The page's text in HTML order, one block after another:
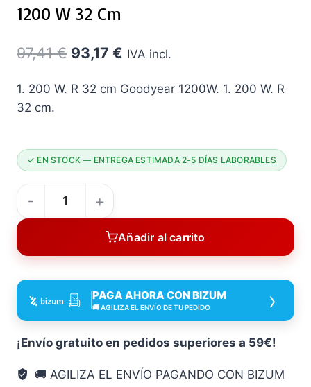
1200 W 32 Cm
97,41€ El
original
97,41 €.
93,17 € El
actual
93,17 €.
IVA incl.
1. 200 W. R 32 cm Goodyear 1200W. 1. 200 W. R
32 cm.
✓ EN STOCK — ENTREGA ESTIMADA 2-5 DÍAS LABORABLES
Cortacésped
1200
W
CM
Goodyear
1200
W
CM
Añadir al carrito
PAGA AHORA CON BIZUM
🚚 AGILIZA EL ENVÍO DE TU PEDIDO ›
¡Envío gratuito en pedidos superiores a 59€!
🚚 AGILIZA EL ENVÍO PAGANDO CON BIZUM